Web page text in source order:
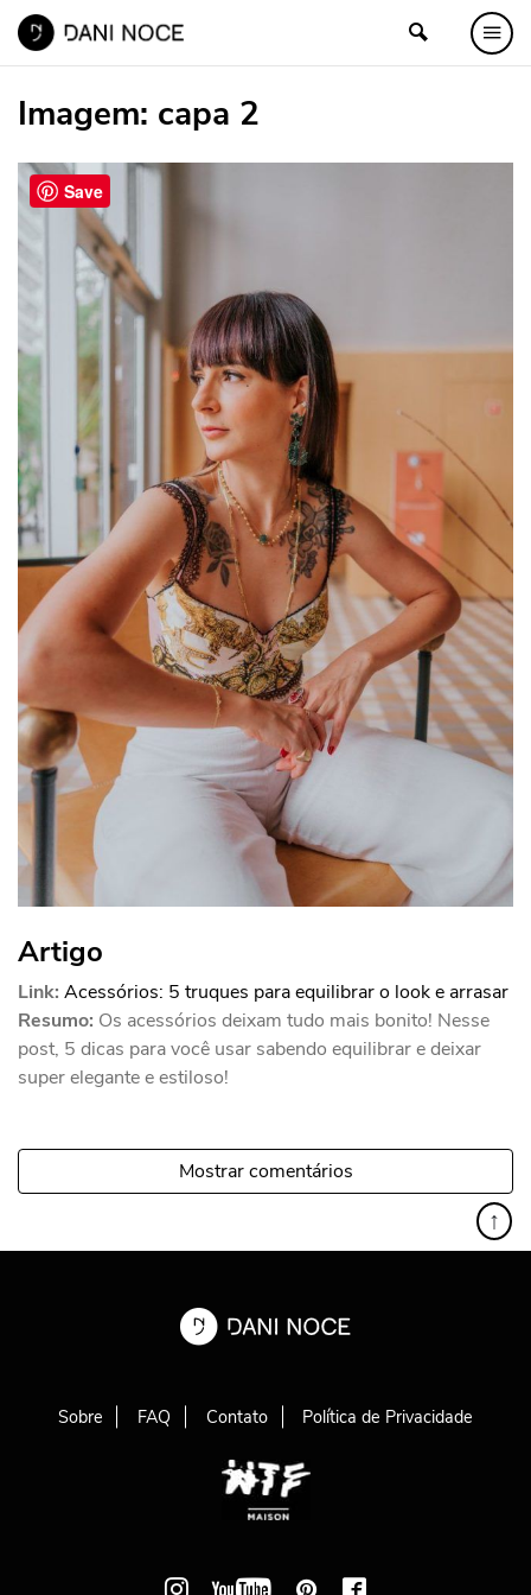
Imagem: capa 2
Artigo
Link: Acessórios: 5 truques para equilibrar o look e arrasar
Resumo: Os acessórios deixam tudo mais bonito! Nesse
post, 5 dicas para você usar sabendo equilibrar e deixar
super elegante e estiloso!
Mostrar comentários
↑
Sobre FAQ Contato Política de Privacidade
Save